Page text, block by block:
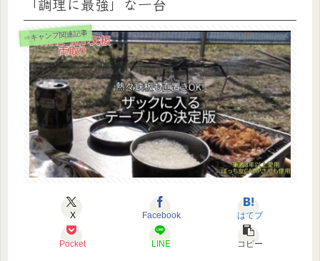
⇒キャンプ関連記事
X Facebook はてブ
Pocket LINE コピー